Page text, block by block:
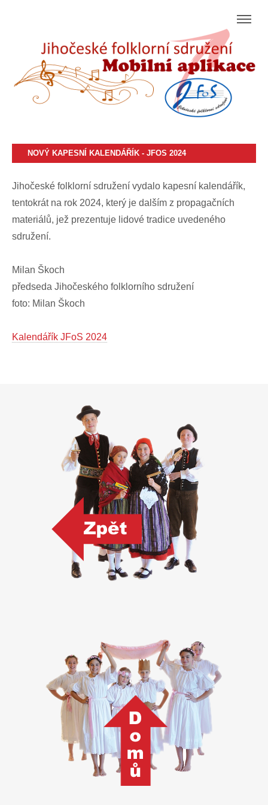
NOVÝ KAPESNÍ KALENDÁŘÍK - JFOS 2024
Jihočeské folklorní sdružení vydalo kapesní kalendářík,
tentokrát na rok 2024, který je dalším z propagačních
materiálů, jež prezentuje lidové tradice uvedeného
sdružení.
Milan Škoch
předseda Jihočeského folklorního sdružení
foto: Milan Škoch
Kalendářík JFoS 2024